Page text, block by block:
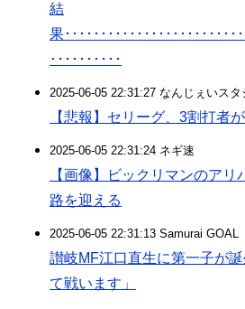
結
果････････････････････････
･･････････
2025-06-05 22:31:27 なんじぇいス
【悲報】セリーグ、3割打者
2025-06-05 22:31:24 ネギ速
【画像】ビックリマンのア
路を迎える
2025-06-05 22:31:13 Samurai GOAL
讃岐MF江口直生に第一子が
て戦います」